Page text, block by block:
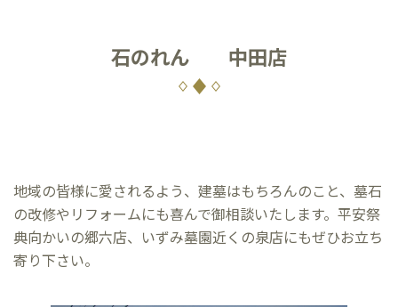
石のれん 中田店
地域の皆様に愛されるよう、建墓はもちろんのこと、墓石
の改修やリフォームにも喜んで御相談いたします。平安祭
典向かいの郷六店、いずみ墓園近くの泉店にもぜひお立ち
寄り下さい。